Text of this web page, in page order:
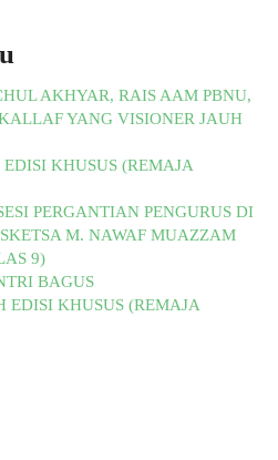
AKHYAR, RAIS AAM PBNU,
YANG VISIONER JAUH
KHUSUS (REMAJA
PERGANTIAN PENGURUS DI
M. NAWAF MUAZZAM
9)
BAGUS
EDISI KHUSUS (REMAJA